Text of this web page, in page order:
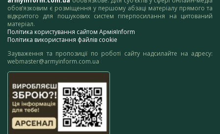
обов’язковим є розміщення у першому абзаці матеріалу прямого та
відкритого для пошукових систем гіперпосилання на цитований
матеріал.
Політика користування сайтом АрміяInform
Політика використання файлів cookie
Зауваження та пропозиції по роботі сайту надсилайте на адресу:
webmaster@armyinform.com.ua